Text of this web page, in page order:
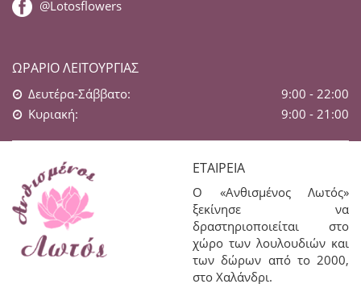
@Lotosflowers
ΩΡΆΡΙΟ ΛΕΙΤΟΥΡΓΊΑΣ
Δευτέρα-Σάββατο:
9:00 - 22:00
Κυριακή:
9:00 - 21:00
ΕΤΑΙΡΕΊΑ
Ο «Ανθισμένος Λωτός»
ξεκίνησε να
δραστηριοποιείται στο
χώρο των λουλουδιών και
των δώρων από το 2000,
στο Χαλάνδρι.